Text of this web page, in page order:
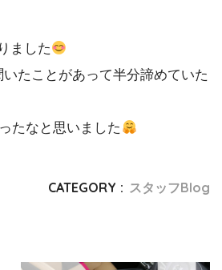
ました
たことがあって半分諦めていた
たなと思いました
CATEGORY : スタッフBlog